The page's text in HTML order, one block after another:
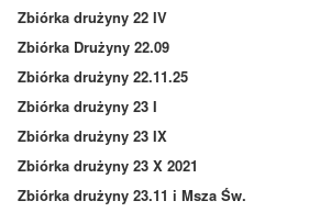
Zbiórka drużyny 22 IV
Zbiórka Drużyny 22.09
Zbiórka drużyny 22.11.25
Zbiórka drużyny 23 I
Zbiórka drużyny 23 IX
Zbiórka drużyny 23 X 2021
Zbiórka drużyny 23.11 i Msza Św.